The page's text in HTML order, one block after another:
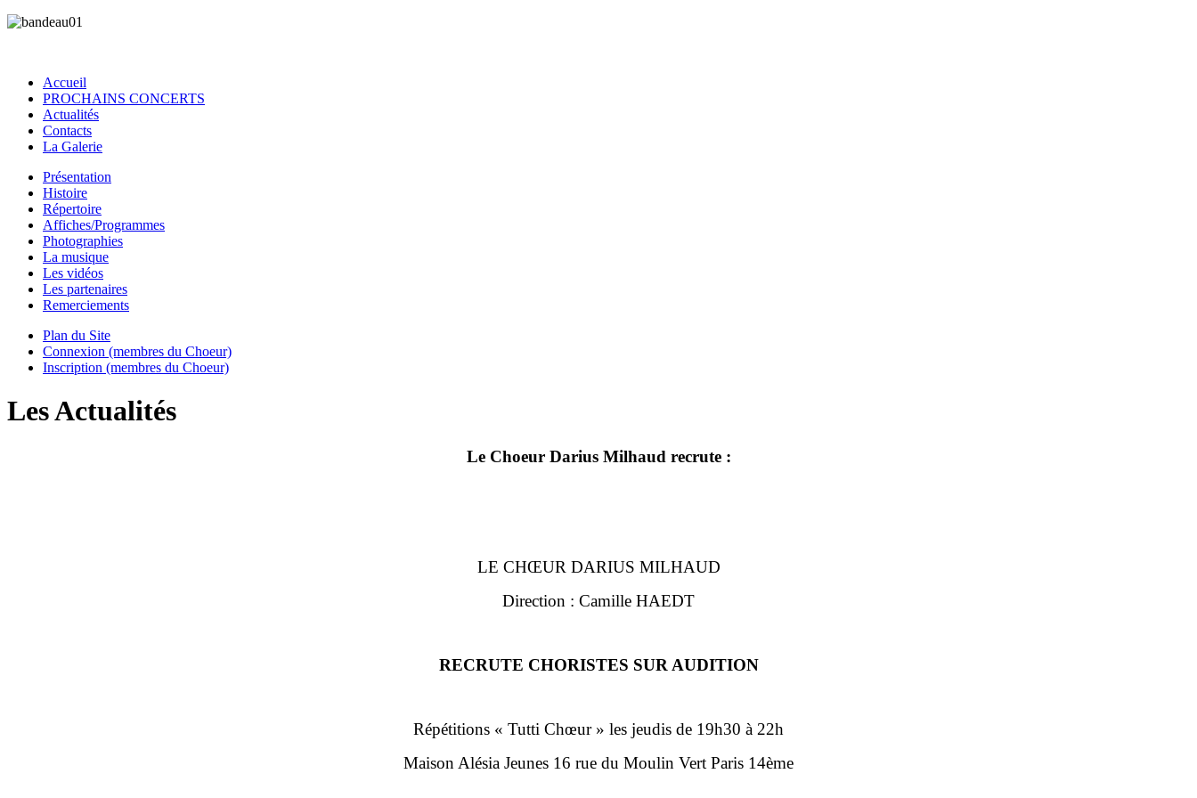
Accueil
PROCHAINS CONCERTS
Actualités
Contacts
La Galerie
Présentation
Histoire
Répertoire
Affiches/Programmes
Photographies
La musique
Les vidéos
Les partenaires
Remerciements
Plan du Site
Connexion (membres du Choeur)
Inscription (membres du Choeur)
Les Actualités
Le Choeur Darius Milhaud recrute :
LE CHŒUR DARIUS MILHAUD
Direction : Camille HAEDT
RECRUTE CHORISTES SUR AUDITION
Répétitions « Tutti Chœur » les jeudis de 19h30 à 22h
Maison Alésia Jeunes 16 rue du Moulin Vert Paris 14ème